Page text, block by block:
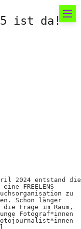
und
ist da!
2024 entstand die
FREELENS
zu
Schon länger
die Frage im Raum,
Fotograf*innen
–